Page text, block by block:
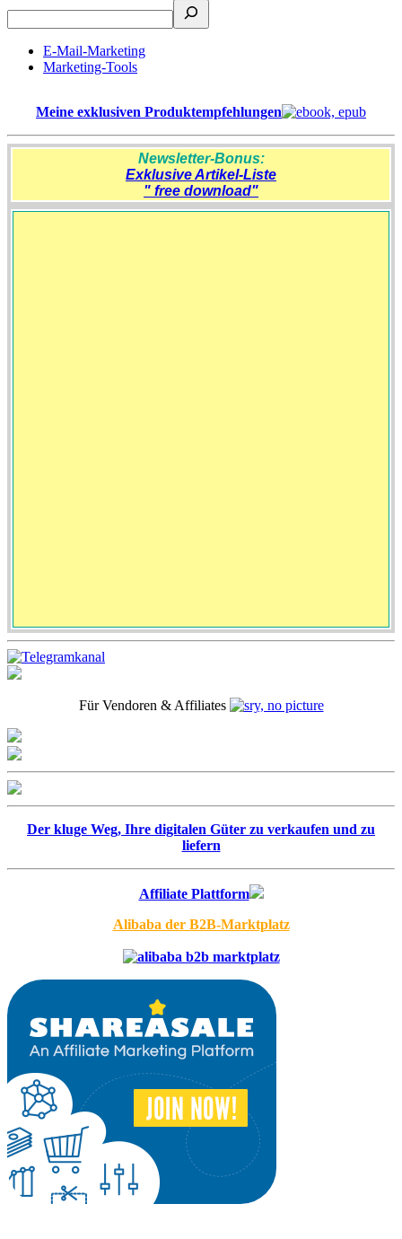
E-Mail-Marketing
Marketing-Tools
Meine exklusiven Produktempfehlungen
Newsletter-Bonus:
Exklusive Artikel-Liste
" free download"
Für Vendoren & Affiliates
Der kluge Weg, Ihre digitalen Güter zu verkaufen und zu
liefern
Affiliate Plattform
Alibaba der B2B-Marktplatz